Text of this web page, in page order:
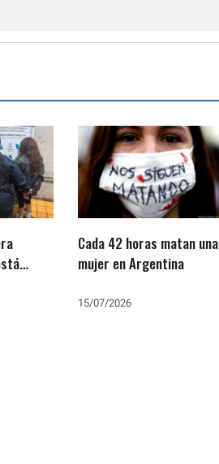
Cada 42 horas matan una
mujer en Argentina
15/07/2026